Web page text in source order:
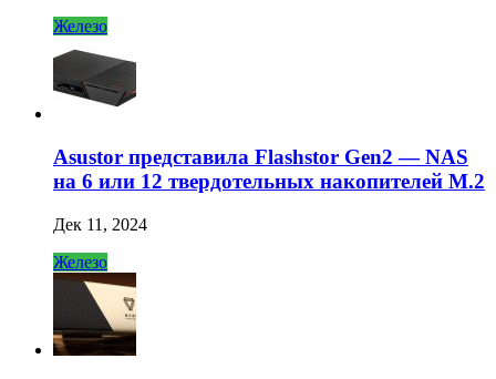
Железо
Asustor представила Flashstor Gen2 — NAS
на 6 или 12 твердотельных накопителей M.2
Дек 11, 2024
Железо